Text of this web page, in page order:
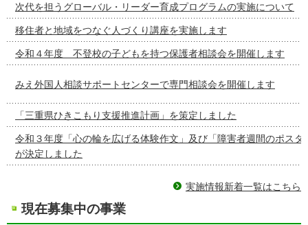
次代を担うグローバル・リーダー育成プログラムの実施について
移住者と地域をつなぐ人づくり講座を実施します
令和４年度 不登校の子どもを持つ保護者相談会を開催します
みえ外国人相談サポートセンターで専門相談会を開催します
「三重県ひきこもり支援推進計画」を策定しました
令和３年度「心の輪を広げる体験作文」及び「障害者週間のポスタ
が決定しました
実施情報新着一覧はこちら
現在募集中の事業